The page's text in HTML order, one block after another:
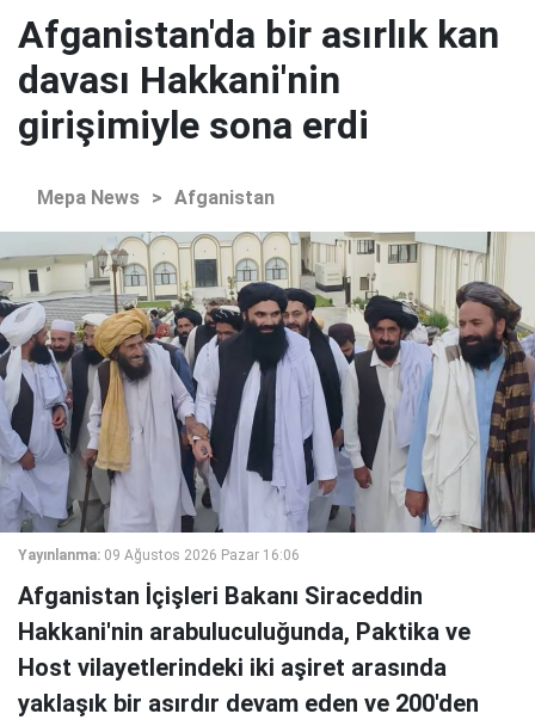
Afganistan'da bir asırlık kan
davası Hakkani'nin
girişimiyle sona erdi
Mepa News > Afganistan
Yayınlanma: 09 Ağustos 2026 Pazar 16:06
Afganistan İçişleri Bakanı Siraceddin
Hakkani'nin arabuluculuğunda, Paktika ve
Host vilayetlerindeki iki aşiret arasında
yaklaşık bir asırdır devam eden ve 200'den